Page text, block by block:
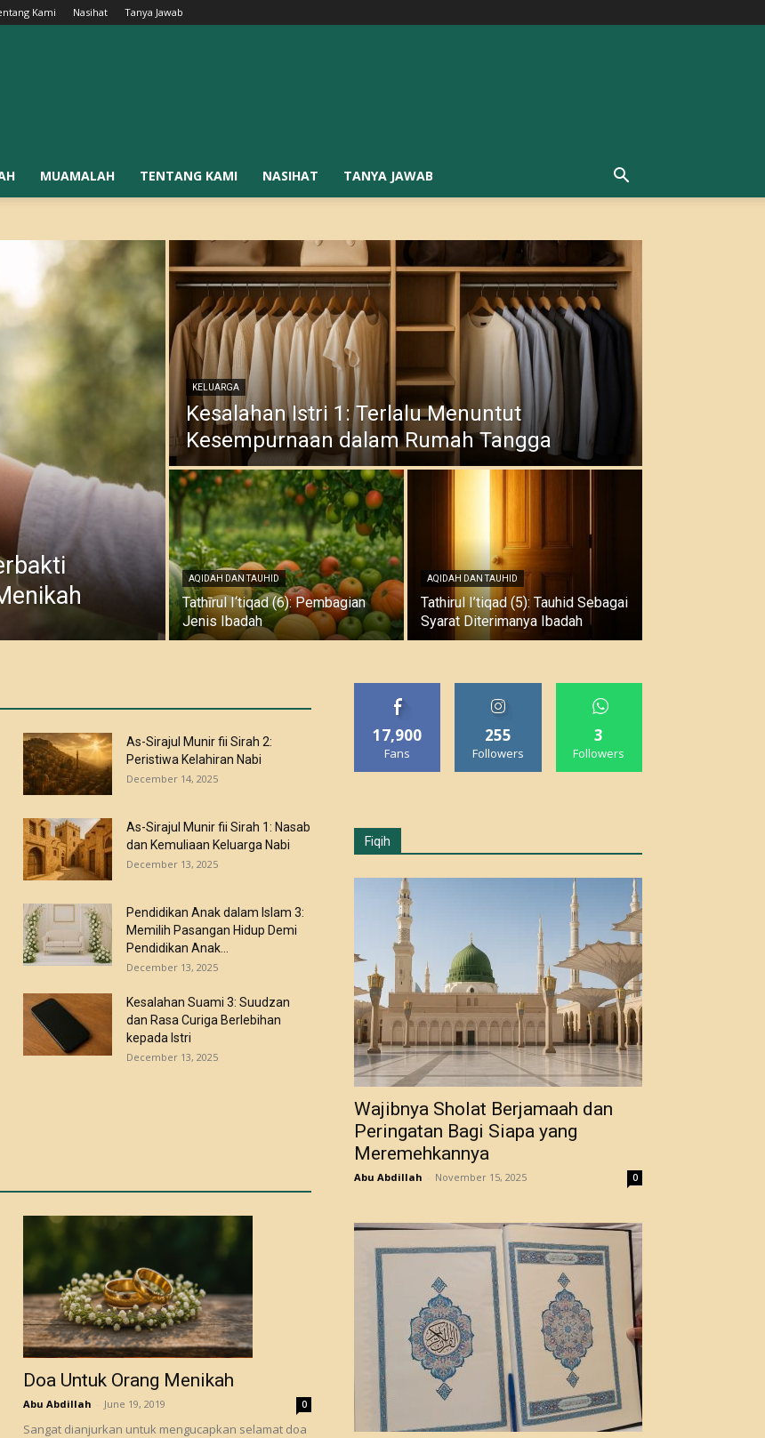
Kami Nasihat Tanya Jawab
MUAMALAH TENTANG KAMI NASIHAT TANYA JAWAB
KELUARGA
Kesalahan Istri 1: Terlalu Menuntut
Kesempurnaan dalam Rumah Tangga
AQIDAH DAN TAUHID
Tathīrul I‘tiqad (6): Pembagian
Jenis Ibadah
AQIDAH DAN TAUHID
Tathirul I’tiqad (5): Tauhid Sebagai
Syarat Diterimanya Ibadah
As-Sirajul Munir fii Sirah 2:
Peristiwa Kelahiran Nabi
December 14, 2025
As-Sirajul Munir fii Sirah 1: Nasab
dan Kemuliaan Keluarga Nabi
December 13, 2025
Pendidikan Anak dalam Islam 3:
Memilih Pasangan Hidup Demi
Pendidikan Anak...
December 13, 2025
Kesalahan Suami 3: Suudzan
dan Rasa Curiga Berlebihan
kepada Istri
December 13, 2025
Doa Untuk Orang Menikah
Abu Abdillah - June 19, 2019 0
Sangat dianjurkan untuk mengucapkan selamat doa
17,900
Fans
255
Followers
3
Followers
Fiqih
Wajibnya Sholat Berjamaah dan
Peringatan Bagi Siapa yang
Meremehkannya
Abu Abdillah - November 15, 2025 0